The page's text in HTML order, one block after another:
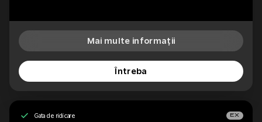
Mai multe informații
Întreba
Gata de ridicare EX